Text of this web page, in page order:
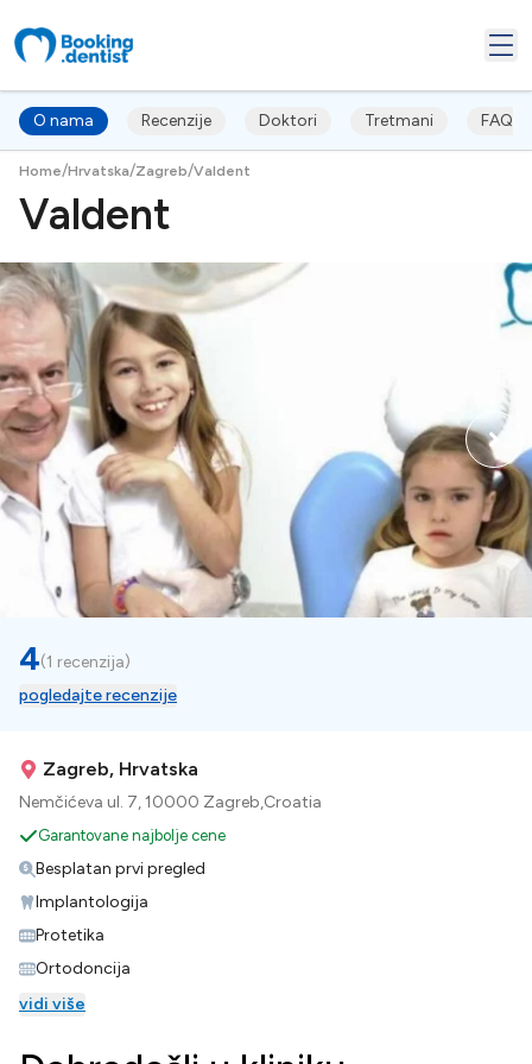
O nama Recenzije Doktori Tretmani FAQ's
Home/Hrvatska/Zagreb/Valdent
Valdent
4(1 recenzija)
pogledajte recenzije
Zagreb, Hrvatska
Nemčićeva ul. 7, 10000 Zagreb,Croatia
Garantovane najbolje cene
Besplatan prvi pregled
Implantologija
Protetika
Ortodoncija
vidi više